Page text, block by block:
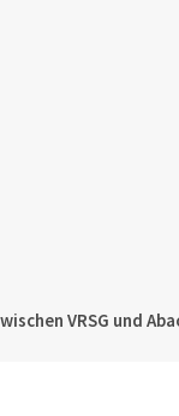
VRSG und